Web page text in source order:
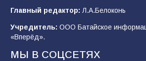
Будет ли мобилизация в
после выборов: в Госдуме дали
99 06.08.2026
Главный редактор: Л.А.Белоконь
Учредитель: ООО Батайское
«Вперёд».
МЫ В СОЦСЕТЯХ